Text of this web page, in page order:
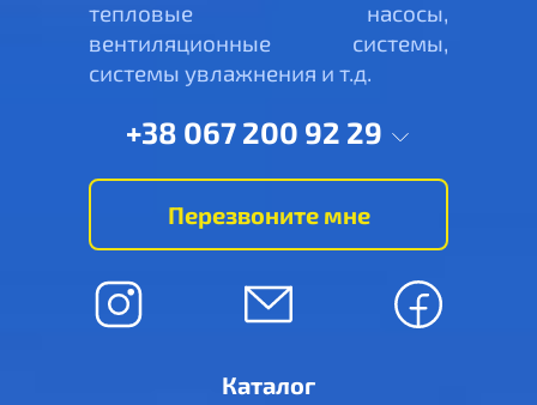
тепловые насосы,
вентиляционные системы,
системы увлажнения и т.д.
+38 067 200 92 29
Перезвоните мне
Каталог